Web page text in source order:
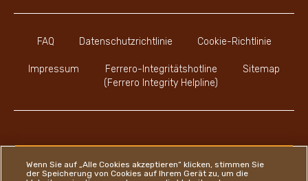
FAQ Datenschutzrichtlinie Cookie-Richtlinie
Impressum
Ferrero-Integritätshotline
(Ferrero Integrity Helpline)
Sitemap
Youtube Channel
Instagram
LinkedIn
Wenn Sie auf „Alle Cookies akzeptieren“ klicken, stimmen Sie
der Speicherung von Cookies auf Ihrem Gerät zu, um die